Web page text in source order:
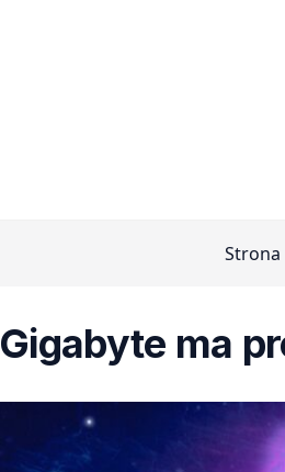
Strona
Gigabyte ma